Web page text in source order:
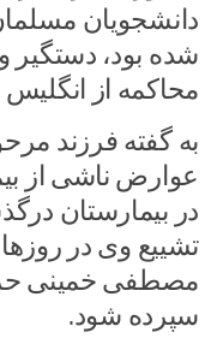
دانشجویان
محاکمه از
به گفته فرزند
عوارض ناشی از
در بیمارستان
تشییع وی در
مصطفی خمینی
سپرده شود.